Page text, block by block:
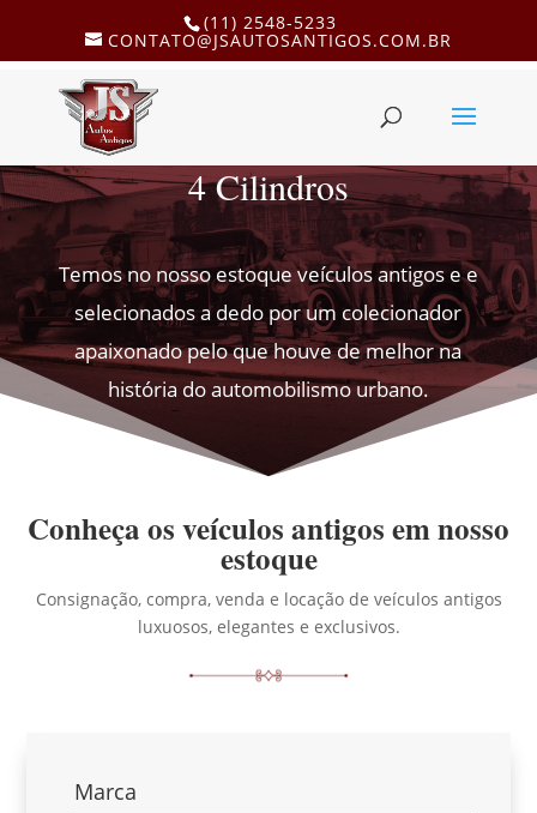
(11) 2548-5233
CONTATO@JSAUTOSANTIGOS.COM.BR
4 Cilindros
Temos no nosso estoque veículos antigos e e
selecionados a dedo por um colecionador
apaixonado pelo que houve de melhor na
história do automobilismo urbano.
Conheça os veículos antigos em nosso
estoque
Consignação, compra, venda e locação de veículos antigos
luxuosos, elegantes e exclusivos.
Marca